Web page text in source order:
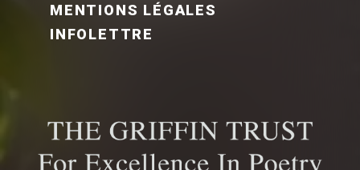
MENTIONS LÉGALES
INFOLETTRE